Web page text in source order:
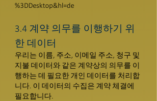
%3DDesktop&hl=de
3.4 계약 의무를 이행하기 위
한 데이터
우리는 이름, 주소, 이메일 주소, 청구 및
지불 데이터와 같은 계약상의 의무를 이
행하는 데 필요한 개인 데이터를 처리합
니다. 이 데이터의 수집은 계약 체결에
필요합니다.